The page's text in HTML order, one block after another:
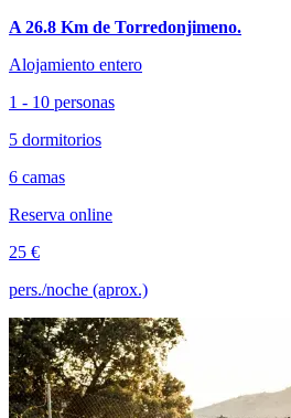
A 26.8 Km de Torredonjimeno.
Alojamiento entero
1 - 10 personas
5 dormitorios
6 camas
Reserva online
25 €
pers./noche (aprox.)